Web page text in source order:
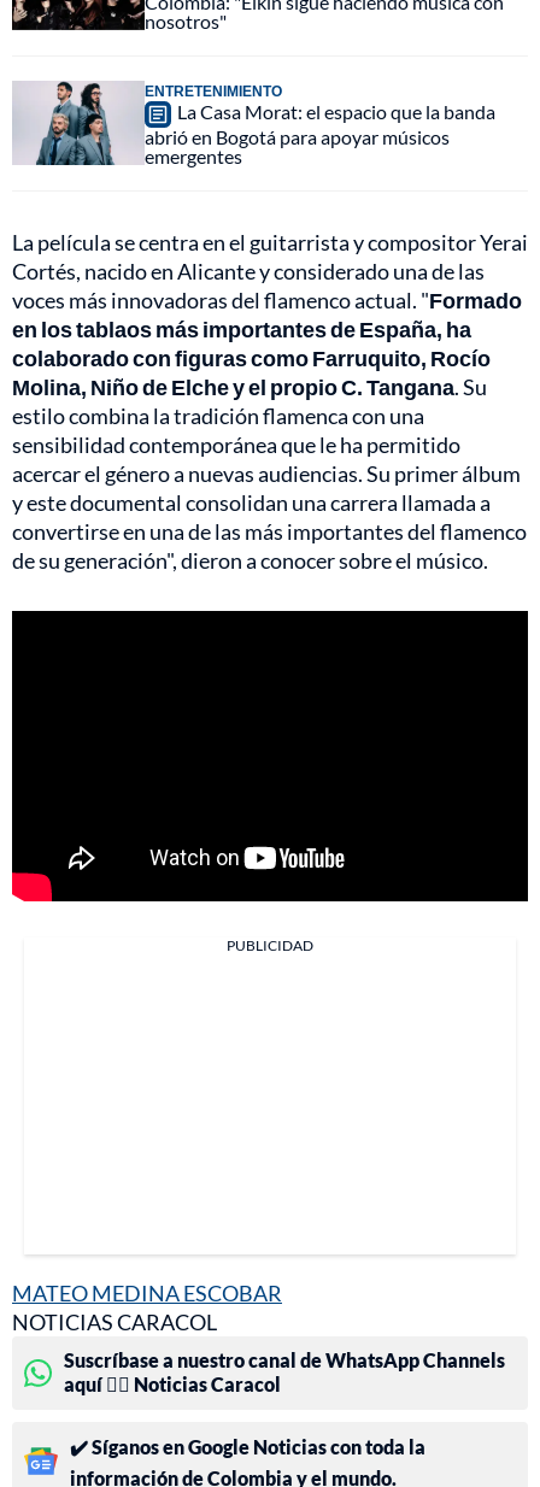
nosotros"
ENTRETENIMIENTO
La Casa Morat: el espacio que la banda
abrió en Bogotá para apoyar músicos
emergentes
La película se centra en el guitarrista y compositor Yerai
Cortés, nacido en Alicante y considerado una de las
voces más innovadoras del flamenco actual. "Formado
en los tablaos más importantes de España, ha
colaborado con figuras como Farruquito, Rocío
Molina, Niño de Elche y el propio C. Tangana. Su
estilo combina la tradición flamenca con una
sensibilidad contemporánea que le ha permitido
acercar el género a nuevas audiencias. Su primer álbum
y este documental consolidan una carrera llamada a
convertirse en una de las más importantes del flamenco
de su generación", dieron a conocer sobre el músico.
PUBLICIDAD
MATEO MEDINA ESCOBAR
NOTICIAS CARACOL
Suscríbase a nuestro canal de WhatsApp Channels
aquí 👉🏻 Noticias Caracol
✔️ Síganos en Google Noticias con toda la
información de Colombia y el mundo.